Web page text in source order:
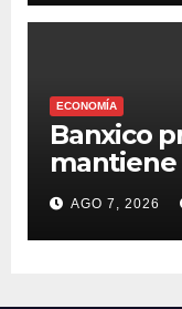
ECONOMÍA
Banxico
mantiene
inflación
AGO 7, 2026